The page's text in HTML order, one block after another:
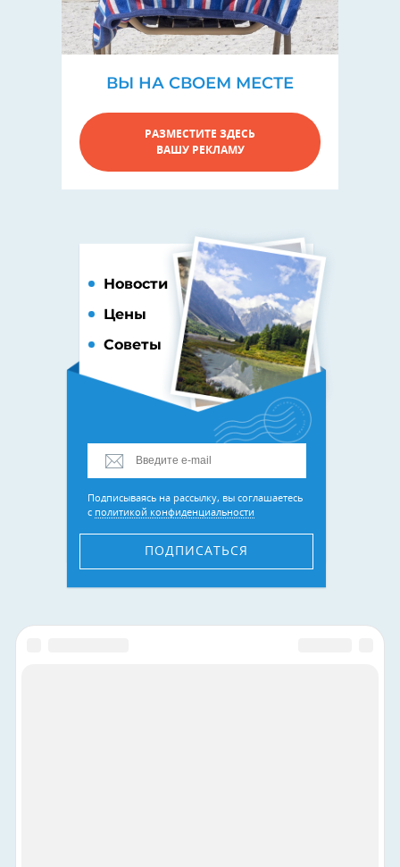
ВЫ НА СВОЕМ МЕСТЕ
РАЗМЕСТИТЕ ЗДЕСЬ
ВАШУ РЕКЛАМУ
Новости
Цены
Советы
Подписываясь на рассылку, вы соглашаетесь
с политикой конфиденциальности
ПОДПИСАТЬСЯ